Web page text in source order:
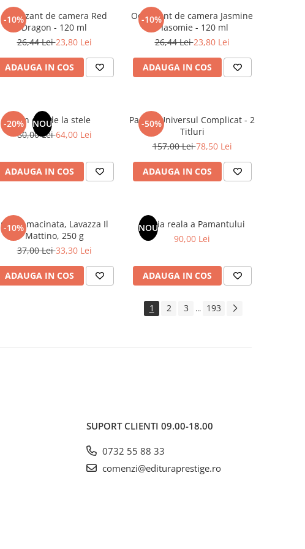
-10%
Odorizant de camera Red
Dragon - 120 ml
26,44 Lei23,80 Lei
ADAUGA IN COS
-10%
Odorizant de camera Jasmine
/ Iasomie - 120 ml
26,44 Lei23,80 Lei
ADAUGA IN COS
-20% NOU
Un dar de la stele
80,00 Lei64,00 Lei
ADAUGA IN COS
-50%
Pachet Universul Complicat - 2
Titluri
157,00 Lei78,50 Lei
ADAUGA IN COS
-10%
Cafea macinata, Lavazza Il
Mattino, 250 g
37,00 Lei33,30 Lei
ADAUGA IN COS
NOU
Istoria reala a Pamantului
90,00 Lei
ADAUGA IN COS
1 2 3 ... 193
SUPORT CLIENTI 09.00-18.00
0732 55 88 33
comenzi@edituraprestige.ro